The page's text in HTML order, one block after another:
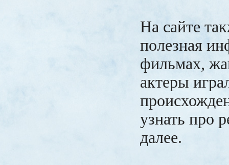
На сайте
полезная
фильмах,
актеры
узнать про
далее.